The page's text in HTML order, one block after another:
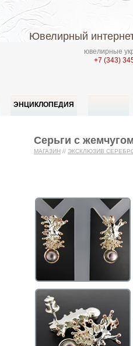
Ювелирный
ювелирные
+7 (343)
ЭНЦИКЛОПЕДИЯ
Серьги с
МАГАЗИН // ЭКСКЛЮЗИВ